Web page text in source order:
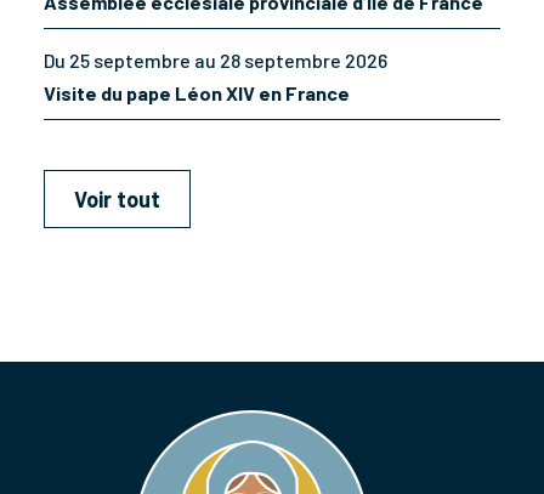
Du 25 septembre au 28 septembre 2026
Visite du pape Léon XIV en France
Voir tout